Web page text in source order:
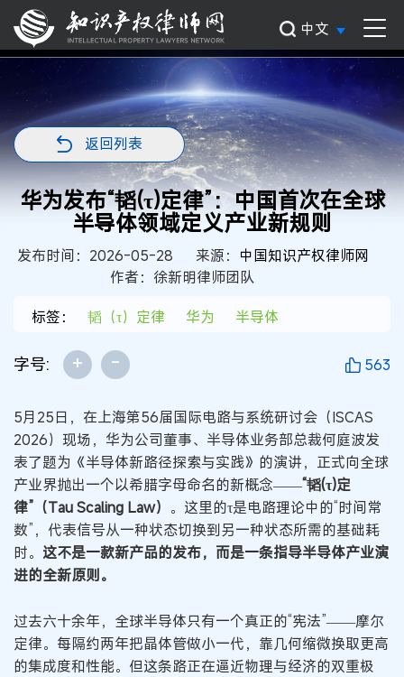
中文
返回列表
华为发布“韬(τ)定律”：中国首次在全球
半导体领域定义产业新规则
发布时间：2026-05-28 来源： 中国知识产权律师网
作者：徐新明律师团队
标签：
韬（τ）定律 华为 半导体
字号: + - 563
5月25日，在上海第56届国际电路与系统研讨会（ISCAS
2026）现场，华为公司董事、半导体业务部总裁何庭波发
表了题为《半导体新路径探索与实践》的演讲，正式向全球
产业界抛出一个以希腊字母命名的新概念——“韬(τ)定
律”（Tau Scaling Law） 。这里的τ是电路理论中的“时间常
数”，代表信号从一种状态切换到另一种状态所需的基础耗
时。 这不是一款新产品的发布，而是一条指导半导体产业演
进的全新原则。
过去六十余年，全球半导体只有一个真正的“宪法”——摩尔
定律。每隔约两年把晶体管做小一代，靠几何缩微换取更高
的集成度和性能。但这条路正在逼近物理与经济的双重极